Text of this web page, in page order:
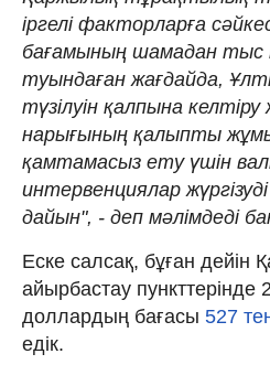
іргелі факторларға
бағамының шамадан тыс
туындаған жағдайда,
түзілуін қалпына
нарығының қалыпты
қамтамасыз ету үшін
интервенциялар
дайын", - деп мәлімдеді
Еске салсақ, бұған дейін
айырбастау пункттерінде
доллардың бағасы 527
едік.